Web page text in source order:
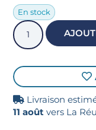
En stock
Livraison
11 août vers La